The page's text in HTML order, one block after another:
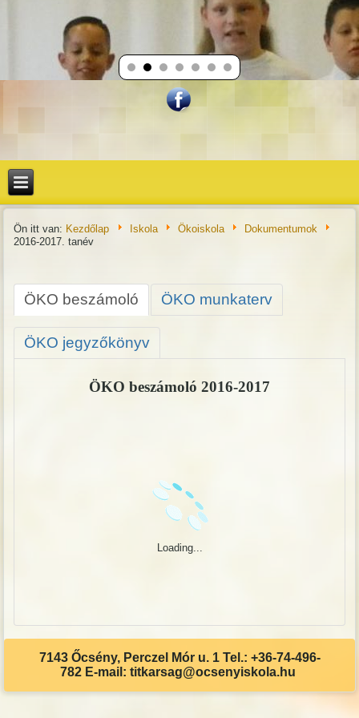
Ön itt van: Kezdőlap Iskola Ökoiskola
Dokumentumok
2016-2017. tanév
ÖKO beszámoló ÖKO munkaterv
ÖKO jegyzőkönyv
ÖKO beszámoló 2016-2017
Loading...
7143 Őcsény, Perczel Mór u. 1 Tel.: +36-74-496-
782 E-mail: titkarsag@ocsenyiskola.hu